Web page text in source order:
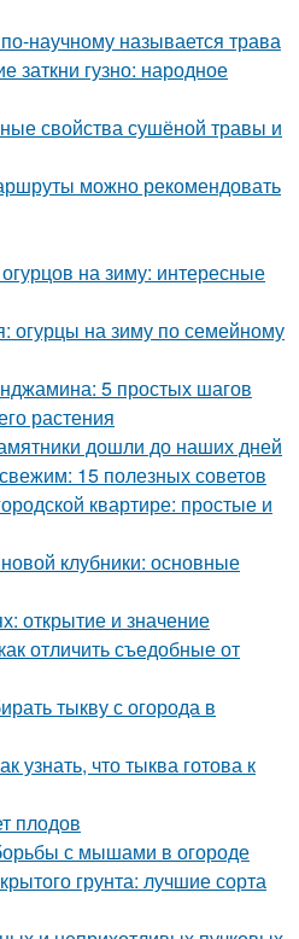
научному называется трава
заткни гузно: народное
свойства сушёной травы и
можно рекомендовать
на зиму: интересные
огурцы на зиму по семейному
5 простых шагов
растения
дошли до наших дней
15 полезных советов
квартире: простые и
клубники: основные
открытие и значение
отличить съедобные от
тыкву с огорода в
узнать, что тыква готова к
плодов
с мышами в огороде
грунта: лучшие сорта